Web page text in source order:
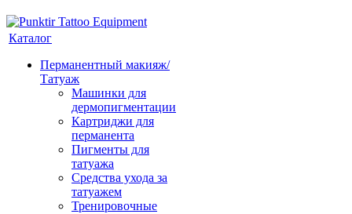
Каталог
Перманентный макияж/
Татуаж
Машинки для
дермопигментации
Картриджи для
перманента
Пигменты для
татуажа
Средства ухода за
татуажем
Тренировочные